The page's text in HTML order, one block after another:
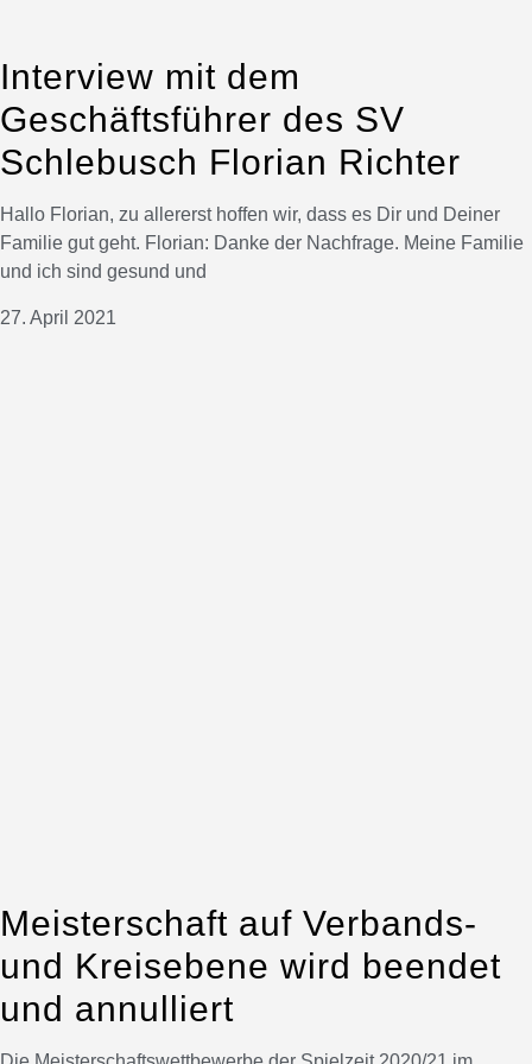
Interview mit dem
Geschäftsführer des SV
Schlebusch Florian Richter
Hallo Florian, zu allererst hoffen wir, dass es Dir und Deiner
Familie gut geht. Florian: Danke der Nachfrage. Meine Familie
und ich sind gesund und
27. April 2021
Meisterschaft auf Verbands-
und Kreisebene wird beendet
und annulliert